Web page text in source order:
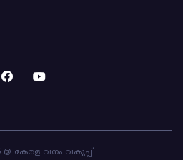
@ കേരള വനം വകുപ്പ്.